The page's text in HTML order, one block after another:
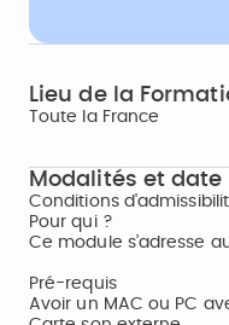
Lieu de la
Toute la France
Modalités et
Conditions
Pour qui ?
Ce module s’adresse
Pré-requis
Avoir un MAC ou PC